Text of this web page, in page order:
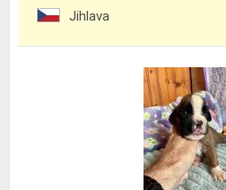
Jihlava